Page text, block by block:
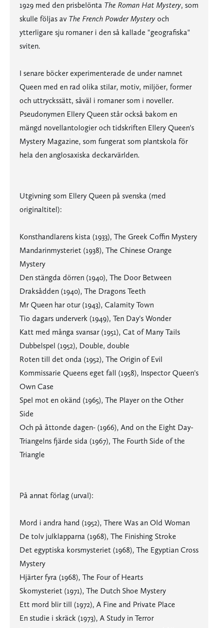
1929 med den prisbelönta The Roman Hat Mystery, som
skulle följas av The French Powder Mystery och
ytterligare sju romaner i den så kallade "geografiska"
sviten.
I senare böcker experimenterade de under namnet
Queen med en rad olika stilar, motiv, miljöer, former
och uttryckssätt, såväl i romaner som i noveller.
Pseudonymen Ellery Queen står också bakom en
mängd novellantologier och tidskriften Ellery Queen's
Mystery Magazine, som fungerat som plantskola för
hela den anglosaxiska deckarvärlden.
Utgivning som Ellery Queen på svenska (med
originaltitel):
Konsthandlarens kista (1933), The Greek Coffin Mystery
Mandarinmysteriet (1938), The Chinese Orange
Mystery
Den stängda dörren (1940), The Door Between
Draksådden (1940), The Dragons Teeth
Mr Queen har otur (1943), Calamity Town
Tio dagars underverk (1949), Ten Day's Wonder
Katt med många svansar (1951), Cat of Many Tails
Dubbelspel (1952), Double, double
Roten till det onda (1952), The Origin of Evil
Kommissarie Queens eget fall (1958), Inspector Queen's
Own Case
Spel mot en okänd (1965), The Player on the Other
Side
Och på åttonde dagen- (1966), And on the Eight Day-
Triangelns fjärde sida (1967), The Fourth Side of the
Triangle
På annat förlag (urval):
Mord i andra hand (1952), There Was an Old Woman
De tolv julklapparna (1968), The Finishing Stroke
Det egyptiska korsmysteriet (1968), The Egyptian Cross
Mystery
Hjärter fyra (1968), The Four of Hearts
Skomysteriet (1971), The Dutch Shoe Mystery
Ett mord blir till (1972), A Fine and Private Place
En studie i skräck (1973), A Study in Terror